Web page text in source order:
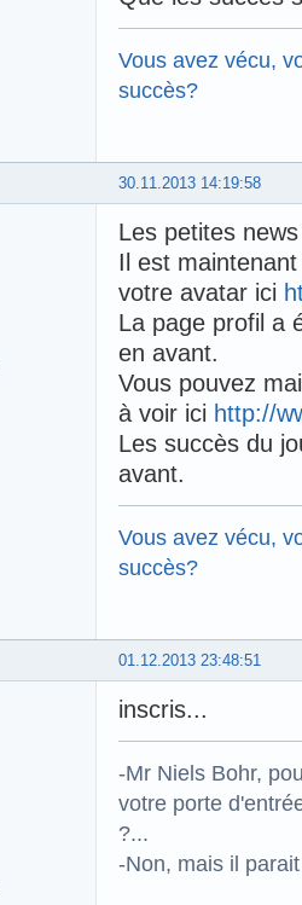
Vous avez vécu,
succès?
30.11.2013 14:19:58
Les petites
Il est
votre avatar ici
La page profil a
en avant.
Vous pouvez
à voir ici http://
Les succès du
avant.
Vous avez vécu,
succès?
01.12.2013 23:48:51
inscris...
-Mr Niels Bohr,
votre porte
?...
-Non, mais il